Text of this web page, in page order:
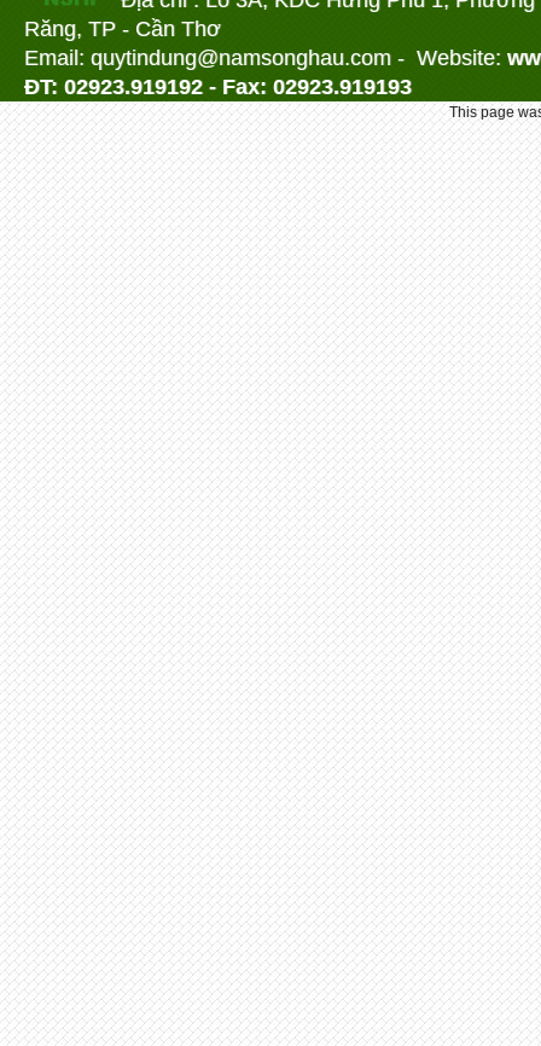
Răng, TP - Cần Thơ
Email: quytindung@namsonghau.com - Website:
ĐT: 02923.919192 - Fax: 02923.919193
This page